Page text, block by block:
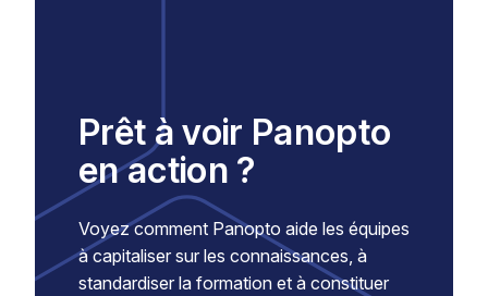
Prêt à voir Panopto
en action ?
Voyez comment Panopto aide les équipes
à capitaliser sur les connaissances, à
standardiser la formation et à constituer